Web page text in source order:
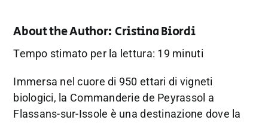
About the Author: Cristina Biordi
Tempo stimato per la lettura: 19 minuti
Immersa nel cuore di 950 ettari di vigneti
biologici, la Commanderie de Peyrassol a
Flassans-sur-Issole è una destinazione dove la